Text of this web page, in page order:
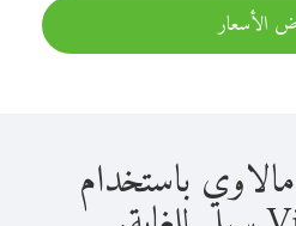
الأسعار
باستخدام